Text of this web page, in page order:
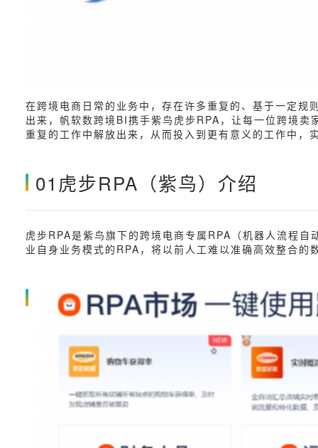
在跨境电商日常的业务中，存在许多重复的、基于一定
出来，帆软数跨境BI携手紫鸟虎步RPA，让每一位跨境
重复的工作中解放出来，从而投入到更有意义的工作中，
01虎步RPA（紫鸟）介绍
虎步RPA是紫鸟旗下的跨境电商专属RPA（机器人流程
业自身业务模式的RPA，将以前人工难以准确高效整合